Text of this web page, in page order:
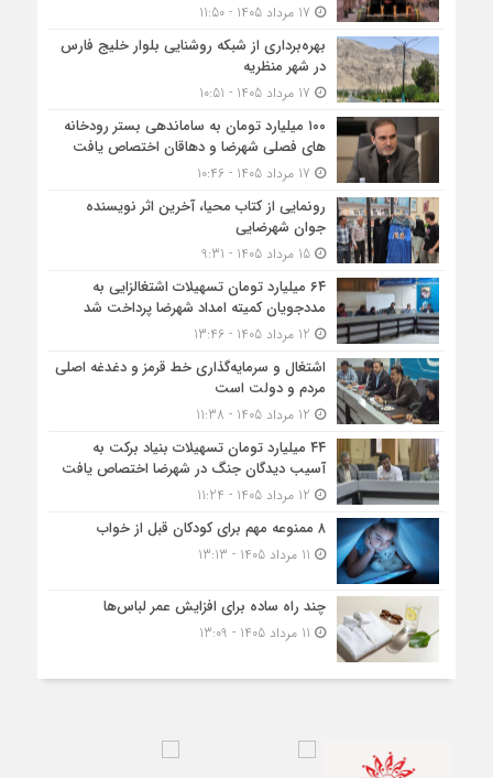
بهره‌برداری از شبکه روشنایی بلوار خلیج فارس
در شهر منظریه
۱۰۰ میلیارد تومان به ساماندهی بستر رودخانه
های فصلی شهرضا و دهاقان اختصاص یافت
رونمایی از کتاب محیا، آخرین اثر نویسنده
جوان شهرضایی
15 مرداد 1405 - 9:31
۶۴ میلیارد تومان تسهیلات اشتغالزایی به
مددجویان کمیته امداد شهرضا پرداخت شد
اشتغال و سرمایه‌گذاری خط قرمز و دغدغه اصلی
مردم و دولت است
۴۴ میلیارد تومان تسهیلات بنیاد برکت به
آسیب دیدگان جنگ در شهرضا اختصاص یافت
۸ ممنوعه مهم برای کودکان قبل از خواب
چند راه ساده برای افزایش عمر لباس‌ها